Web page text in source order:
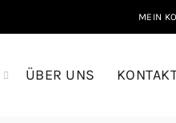
MEIN
ÜBER UNS